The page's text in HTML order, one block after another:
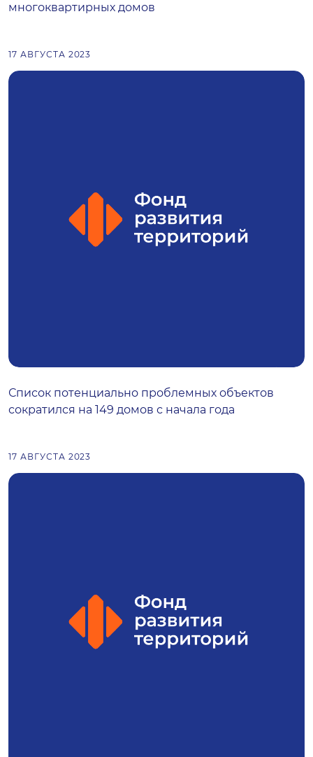
многоквартирных домов
17 АВГУСТА 2023
Список потенциально проблемных объектов
сократился на 149 домов с начала года
17 АВГУСТА 2023